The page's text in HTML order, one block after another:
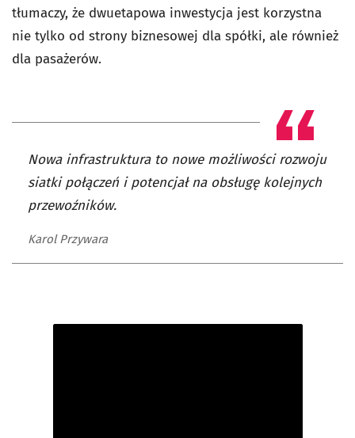
tłumaczy, że dwuetapowa inwestycja jest korzystna
nie tylko od strony biznesowej dla spółki, ale również
dla pasażerów.
Nowa infrastruktura to nowe możliwości rozwoju
siatki połączeń i potencjał na obsługę kolejnych
przewoźników.
Karol Przywara